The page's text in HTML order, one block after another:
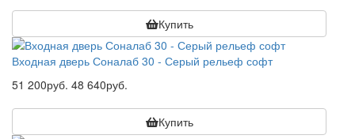
Купить
Входная дверь Соналаб 30 - Серый рельеф софт
51 200руб. 48 640руб.
Купить